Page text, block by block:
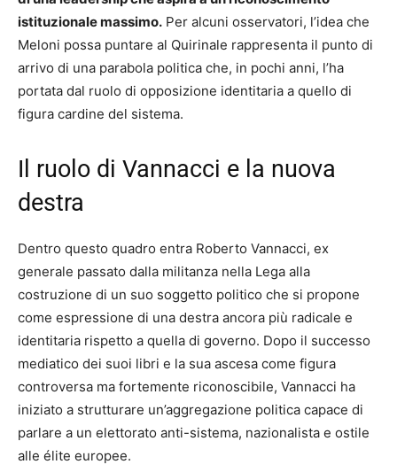
istituzionale massimo. Per alcuni osservatori, l’idea che
Meloni possa puntare al Quirinale rappresenta il punto di
arrivo di una parabola politica che, in pochi anni, l’ha
portata dal ruolo di opposizione identitaria a quello di
figura cardine del sistema.
Il ruolo di Vannacci e la nuova
destra
Dentro questo quadro entra Roberto Vannacci, ex
generale passato dalla militanza nella Lega alla
costruzione di un suo soggetto politico che si propone
come espressione di una destra ancora più radicale e
identitaria rispetto a quella di governo. Dopo il successo
mediatico dei suoi libri e la sua ascesa come figura
controversa ma fortemente riconoscibile, Vannacci ha
iniziato a strutturare un’aggregazione politica capace di
parlare a un elettorato anti-sistema, nazionalista e ostile
alle élite europee.